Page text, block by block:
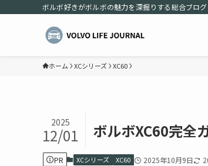
ボルボ好きがボルボの魅力を深掘りする総合ブログ
ホーム XCシリーズ XC60
ボルボXC60完全
2025
12/01
PR XCシリーズ XC60 2025年10月9日